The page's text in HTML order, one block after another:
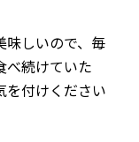
味しいので、毎
べ続けていた
を付けください